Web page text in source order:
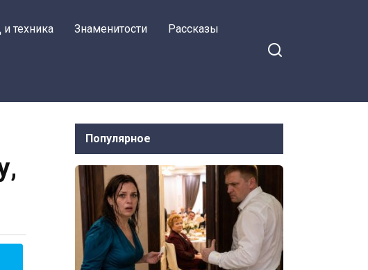
техника Знаменитости Рассказы
Популярное